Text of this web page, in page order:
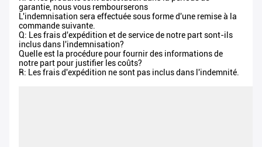
garantie, nous vous rembourserons
L'indemnisation sera effectuée sous forme d'une remise à la
commande suivante.
Q: Les frais d'expédition et de service de notre part sont-ils
inclus dans l'indemnisation?
Quelle est la procédure pour fournir des informations de
notre part pour justifier les coûts?
R: Les frais d'expédition ne sont pas inclus dans l'indemnité.